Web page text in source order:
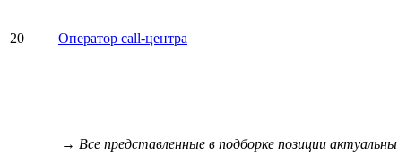
20 Оператор call-центра
→ Все представленные в подборке позиции актуальны